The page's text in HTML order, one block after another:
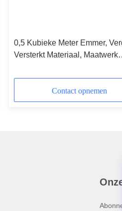
0,5 Kubieke Meter Emmer,
Versterkt Materiaal, Maatwerk
Contact opnemen